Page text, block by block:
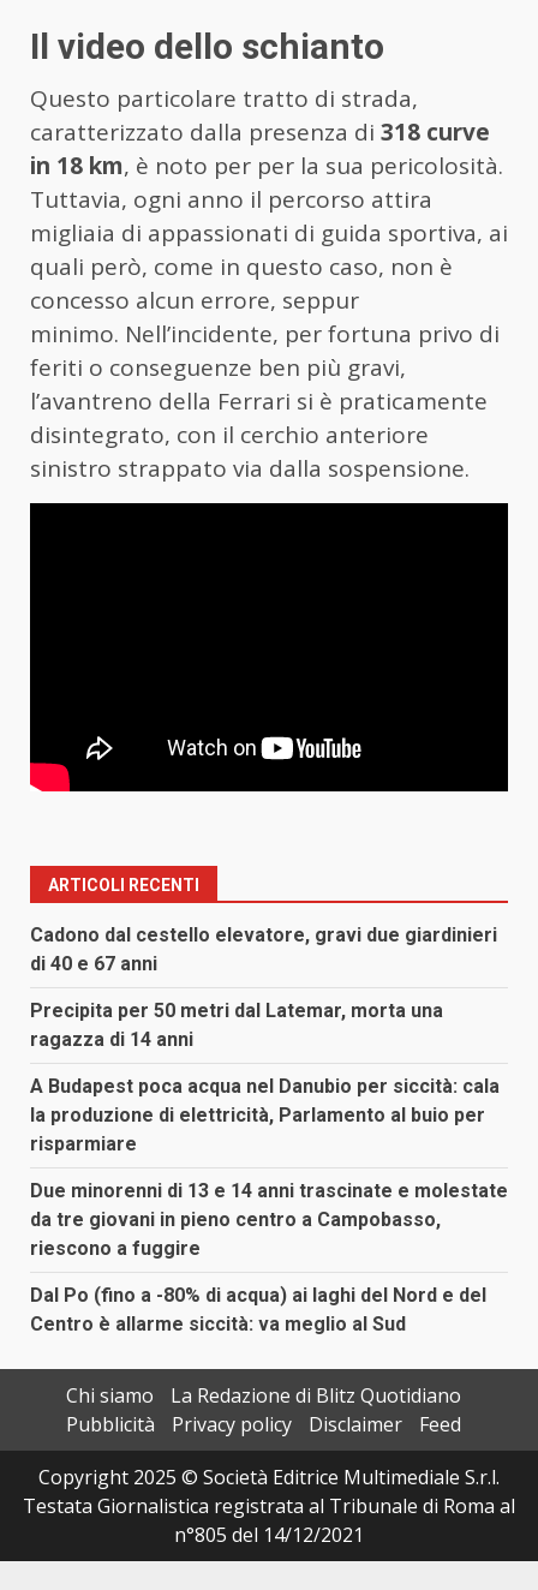
Il video dello schianto
Questo particolare tratto di strada,
caratterizzato dalla presenza di 318 curve
in 18 km, è noto per per la sua pericolosità.
Tuttavia, ogni anno il percorso attira
migliaia di appassionati di guida sportiva, ai
quali però, come in questo caso, non è
concesso alcun errore, seppur
minimo. Nell’incidente, per fortuna privo di
feriti o conseguenze ben più gravi,
l’avantreno della Ferrari si è praticamente
disintegrato, con il cerchio anteriore
sinistro strappato via dalla sospensione.
ARTICOLI RECENTI
Cadono dal cestello elevatore, gravi due giardinieri
di 40 e 67 anni
Precipita per 50 metri dal Latemar, morta una
ragazza di 14 anni
A Budapest poca acqua nel Danubio per siccità: cala
la produzione di elettricità, Parlamento al buio per
risparmiare
Due minorenni di 13 e 14 anni trascinate e molestate
da tre giovani in pieno centro a Campobasso,
riescono a fuggire
Dal Po (fino a -80% di acqua) ai laghi del Nord e del
Centro è allarme siccità: va meglio al Sud
Chi siamo
La Redazione di Blitz Quotidiano
Pubblicità
Privacy policy Disclaimer
Feed
Copyright 2025 © Società Editrice Multimediale S.r.l.
Testata Giornalistica registrata al Tribunale di Roma al
n°805 del 14/12/2021